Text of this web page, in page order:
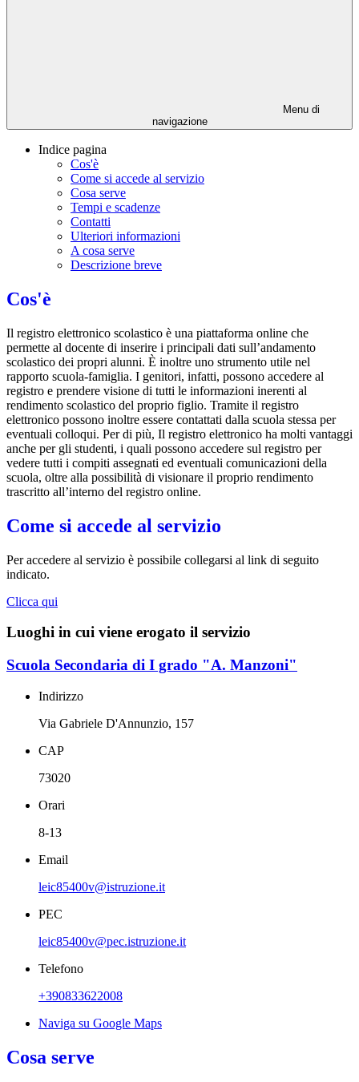
Menu di
navigazione
Indice pagina
Cos'è
Come si accede al servizio
Cosa serve
Tempi e scadenze
Contatti
Ulteriori informazioni
A cosa serve
Descrizione breve
Cos'è
Il registro elettronico scolastico è una piattaforma online che
permette al docente di inserire i principali dati sull’andamento
scolastico dei propri alunni. È inoltre uno strumento utile nel
rapporto scuola-famiglia. I genitori, infatti, possono accedere al
registro e prendere visione di tutti le informazioni inerenti al
rendimento scolastico del proprio figlio. Tramite il registro
elettronico possono inoltre essere contattati dalla scuola stessa per
eventuali colloqui. Per di più, Il registro elettronico ha molti vantaggi
anche per gli studenti, i quali possono accedere sul registro per
vedere tutti i compiti assegnati ed eventuali comunicazioni della
scuola, oltre alla possibilità di visionare il proprio rendimento
trascritto all’interno del registro online.
Come si accede al servizio
Per accedere al servizio è possibile collegarsi al link di seguito
indicato.
Clicca qui
Luoghi in cui viene erogato il servizio
Scuola Secondaria di I grado "A. Manzoni"
Indirizzo
Via Gabriele D'Annunzio, 157
CAP
73020
Orari
8-13
Email
leic85400v@istruzione.it
PEC
leic85400v@pec.istruzione.it
Telefono
+390833622008
Naviga su Google Maps
Cosa serve